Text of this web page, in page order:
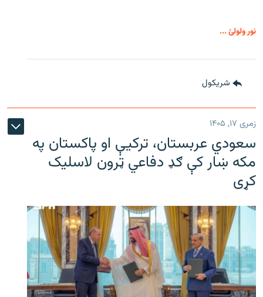
نور ولولئ ...
شريکول
زمری ۱۷, ۱۴۰۵
سعودي عربستان، ترکیې او پاکستان په
مکه ښار کې ګډ دفاعي ټرون لاسلیک
کړی